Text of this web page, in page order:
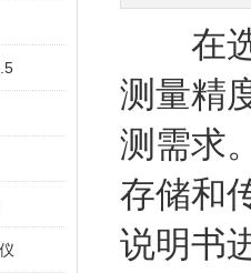
在
测量精
测需求
存储和
说明书